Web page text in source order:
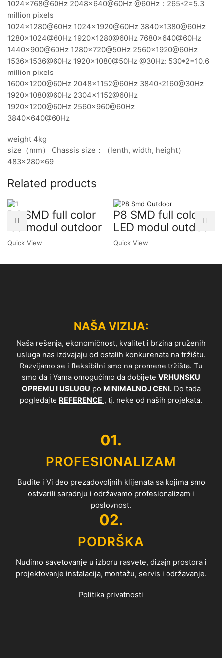
1024×768@60Hz 2048×640@60Hz @60Hz：265*2=5.3
million pixels
1024×1280@60Hz 1024×1920@60Hz 3840x1380@60Hz
1280×1024@60Hz 1920×1280@60Hz 7680x640@60Hz
1440×900@60Hz 1280×720@50Hz 2560x1920@60Hz
1536×1536@60Hz 1920×1080@50Hz @30Hz: 530*2=10.6
million pixels
1600×1200@60Hz 2048×1152@60Hz 3840*2160@30Hz
1920×1080@60Hz 2304×1152@60Hz
1920×1200@60Hz 2560×960@60Hz
3840×640@60Hz
weight 4kg
size（mm） Chassis size：（lenth, width, height）
483×280×69
Related products
P4 SMD full color
led modul outdoor
Quick View
P8 SMD full color
LED modul outdoor
Quick View
NAŠA VIZIJA:
Naša rešenja, ekonomičnost, kvalitet i brzina pruženih
usluga nas izdvajaju od ostalih konkurenata na tržištu.
Razvijamo se i fleksibilni smo na promene tržišta. Tu
smo da i Vama omogućimo da dobijete VRHUNSKU
OPREMU I USLUGU po MINIMALNOJ CENI.Do tada
pogledajte REFERENCE , tj. neke od naših projekata.
01.
PROFESIONALIZAM
Budite i Vi deo prezadovoljnih klijenata sa kojima smo
ostvarili saradnju i održavamo profesionalizam i
poslovnost.
02.
PODRŠKA
Nudimo savetovanje u izboru rasvete, dizajn prostora i
projektovanje instalacija, montažu, servis i održavanje.
Politika privatnosti